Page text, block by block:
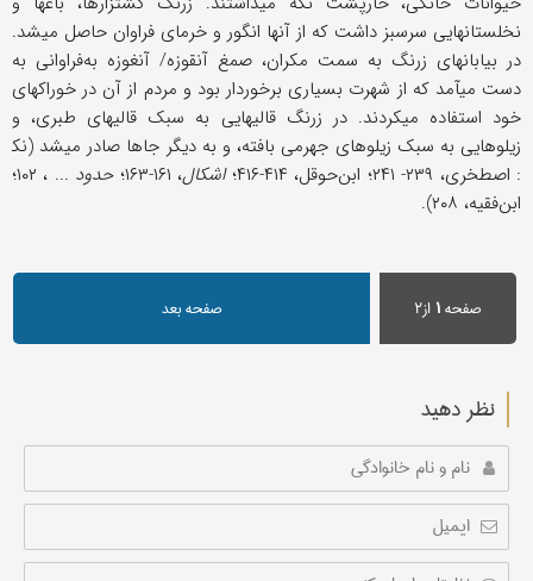
نخلستانهایی سرسبز داشت که از آنها انگور و خرمای فراوان حاصل می‏شد.
در بیابانهای زرنگ به سمت مکران، صمغ آنقوزه/ آنغوزه به‌فراوانی به
دست می‏آمد که از شهرت بسیاری برخوردار بود و مردم از آن در خوراکهای
خود استفاده می‏کردند. در زرنگ قالیهایی به سبک قالیهای طبری، و
زیلوهایی به سبک زیلوهای جهرمی بافته، و به دیگر جاها صادر می‏شد (نک‍
: اصطخری، ۲۳۹- ۲۴۱؛ ابن‌حوقل، ۴۱۴-۴۱۶؛
اشکال، ۱۶۱-۱۶۳؛ حدود
... ، ۱۰۲؛
ابن‌فقیه، ۲۰۸).
صفحه۱ از۲ صفحه بعد
نظر دهید